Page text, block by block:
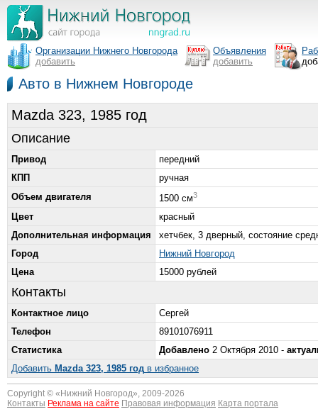
Организации Нижнего Новгорода
добавить
Объявления
добавить
Авто в Нижнем Новгороде
Mazda 323, 1985 год
Описание
Привод
передний
КПП
ручная
Объем двигателя
1500 см3
Цвет
красный
Дополнительная информация
хетчбек, 3 дверный, состояние
Город
Нижний Новгород
Цена
15000 рублей
Контакты
Контактное лицо
Сергей
Телефон
89101076911
Статистика
Добавлено 2 Октября 2010 -
Добавить Mazda 323, 1985 год в избранное
Copyright © « Нижний Новгород», 2009-2026
Контакты Реклама на сайте Правовая информация Карта портала